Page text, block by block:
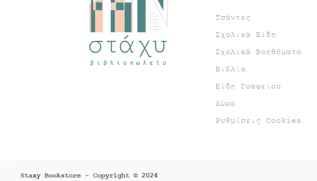
Τσάντες
Σχολικά Είδη
Σχολικά Βοηθήματα
Βιβλία
Είδη Γραφείου
Δώρα
Ρυθμίσεις Cookies
Staxy Bookstore - Copyright © 2024